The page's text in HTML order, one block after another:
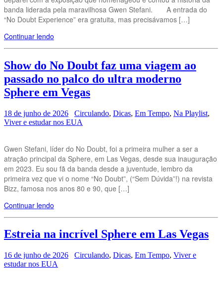
banda liderada pela maravilhosa Gwen Stefani. A entrada do
“No Doubt Experience” era gratuita, mas precisávamos […]
Continuar lendo
Show do No Doubt faz uma viagem ao
passado no palco do ultra moderno
Sphere em Vegas
18 de junho de 2026 Circulando, Dicas, Em Tempo, Na Playlist,
Viver e estudar nos EUA
Gwen Stefani, líder do No Doubt, foi a primeira mulher a ser a
atração principal da Sphere, em Las Vegas, desde sua inauguração
em 2023. Eu sou fã da banda desde a juventude, lembro da
primeira vez que vi o nome “No Doubt”, (“Sem Dúvida”!) na revista
Bizz, famosa nos anos 80 e 90, que […]
Continuar lendo
Estreia na incrível Sphere em Las Vegas
16 de junho de 2026 Circulando, Dicas, Em Tempo, Viver e
estudar nos EUA